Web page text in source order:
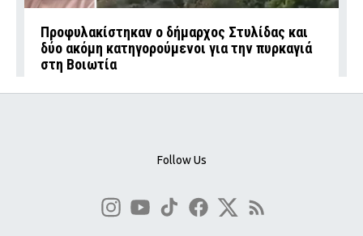
Προφυλακίστηκαν ο δήμαρχος Στυλίδας και
δύο ακόμη κατηγορούμενοι για την πυρκαγιά
στη Βοιωτία
Follow Us